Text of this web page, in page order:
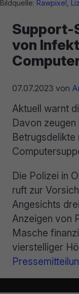
Bildquelle: Rawpixel
Support-
von
07.07.2023 von
Aktuell warnt
Davon
Die Polizei in
ruft zur
Angesichts
Anzeigen von
Masche
vierstelliger